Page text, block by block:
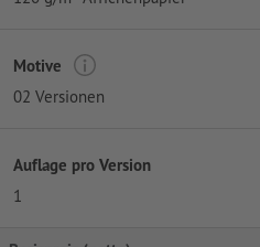
Motive
02 Versionen
Auflage pro Version
1